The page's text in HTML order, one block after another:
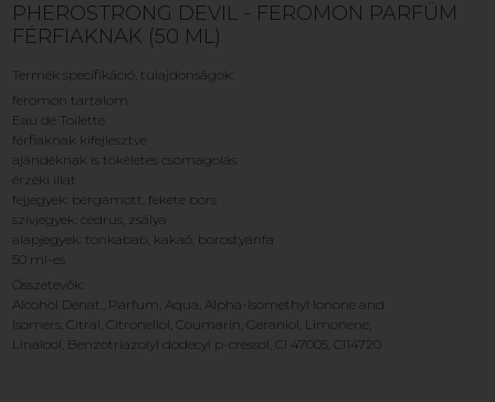
PHEROSTRONG DEVIL - FEROMON PARFÜM
FÉRFIAKNAK (50 ML)
Termék specifikáció, tulajdonságok:
feromon tartalom
Eau de Toilette
férfiaknak kifejlesztve
ajándéknak is tökéletes csomagolás
érzéki illat
fejjegyek: bergamott, fekete bors
szívjegyek: cédrus, zsálya
alapjegyek: tonkabab, kakaó, borostyánfa
50 ml-es
Összetevők:
Alcohol Denat., Parfum, Aqua, Alpha-Isomethyl Ionone and
Isomers, Citral, Citronellol, Coumarin, Geraniol, Limonene,
Linalool, Benzotriazolyl dodecyl p-cressol, CI 47005, CI14720